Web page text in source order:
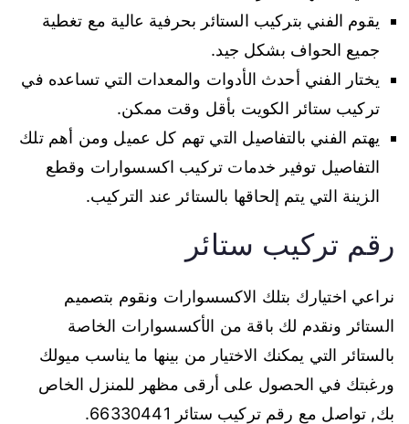
يقوم الفني بتركيب الستائر بحرفية عالية مع تغطية
جميع الحواف بشكل جيد.
يختار الفني أحدث الأدوات والمعدات التي تساعده في
تركيب ستائر الكويت بأقل وقت ممكن.
يهتم الفني بالتفاصيل التي تهم كل عميل ومن أهم تلك
التفاصيل توفير خدمات تركيب اكسسوارات وقطع
الزينة التي يتم إلحاقها بالستائر عند التركيب.
رقم تركيب ستائر
نراعي اختيارك بتلك الاكسسوارات ونقوم بتصميم
الستائر ونقدم لك باقة من الأكسسوارات الخاصة
بالستائر التي يمكنك الاختيار من بينها ما يناسب ميولك
ورغبتك في الحصول على أرقى مظهر للمنزل الخاص
بك, تواصل مع رقم تركيب ستائر 66330441.